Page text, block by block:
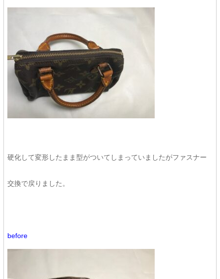
硬化して変形したまま型がついてしまっていましたがファスナー
交換で戻りました。
before